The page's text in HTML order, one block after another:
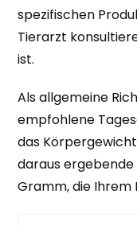
spezifischen
Tierarzt
ist.
Als allgemeine
empfohlene
das
daraus ergebende
Gramm, die Ihrem